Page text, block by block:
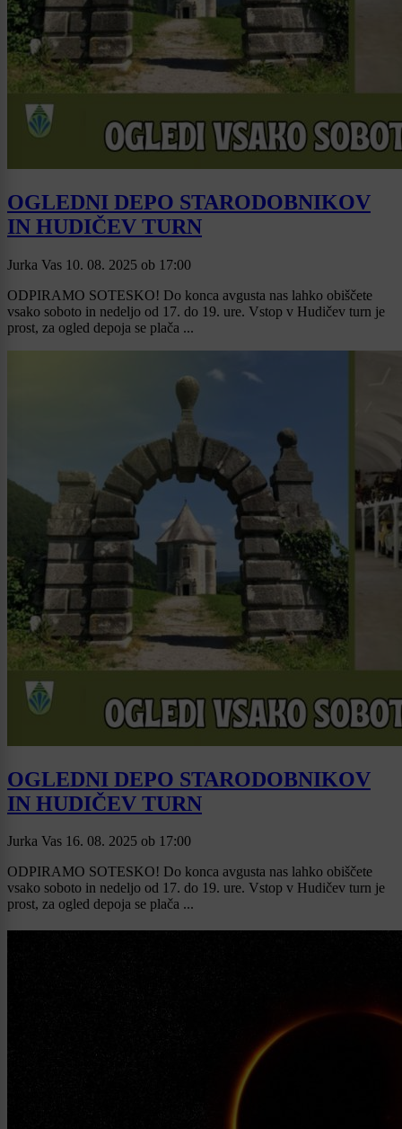
OGLEDNI DEPO STARODOBNIKOV
IN HUDIČEV TURN
Jurka Vas 10. 08. 2025 ob 17:00
ODPIRAMO SOTESKO! Do konca avgusta nas lahko obiščete
vsako soboto in nedeljo od 17. do 19. ure. Vstop v Hudičev turn je
prost, za ogled depoja se plača ...
OGLEDNI DEPO STARODOBNIKOV
IN HUDIČEV TURN
Jurka Vas 16. 08. 2025 ob 17:00
ODPIRAMO SOTESKO! Do konca avgusta nas lahko obiščete
vsako soboto in nedeljo od 17. do 19. ure. Vstop v Hudičev turn je
prost, za ogled depoja se plača ...